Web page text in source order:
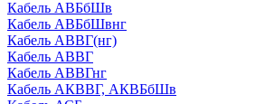
Кабель АВБбШв
Кабель АВБбШвнг
Кабель АВВГ(нг)
Кабель АВВГ
Кабель АВВГнг
Кабель АКВВГ, АКВБбШв